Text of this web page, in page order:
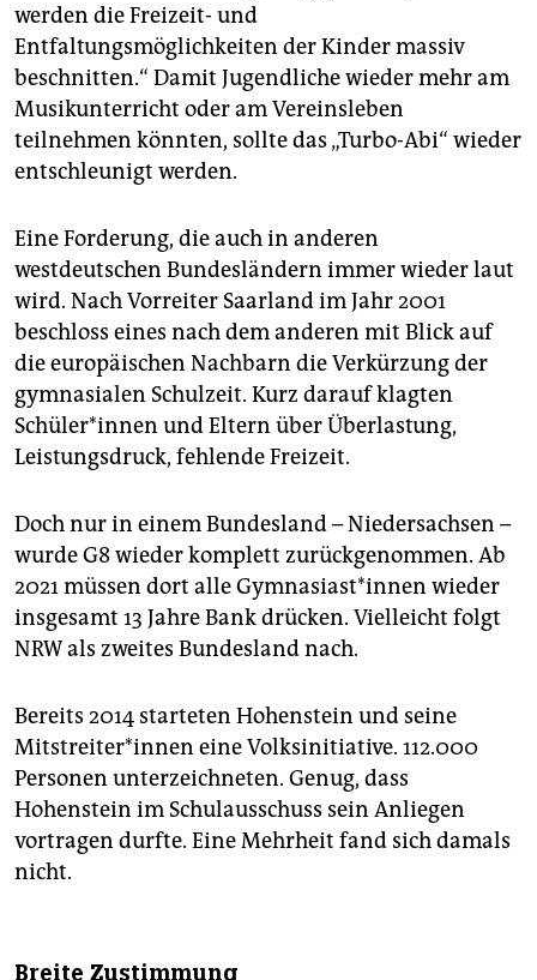
werden die Freizeit- und
Entfaltungsmöglichkeiten der Kinder massiv
beschnitten.“ Damit Jugendliche wieder mehr am
Musikunterricht oder am Vereinsleben
teilnehmen könnten, sollte das „Turbo-Abi“ wieder
entschleunigt werden.
Eine Forderung, die auch in anderen
westdeutschen Bundesländern immer wieder laut
wird. Nach Vorreiter Saarland im Jahr 2001
beschloss eines nach dem anderen mit Blick auf
die europäischen Nachbarn die Verkürzung der
gymnasialen Schulzeit. Kurz darauf klagten
Schüler*innen und Eltern über Überlastung,
Leistungsdruck, fehlende Freizeit.
Doch nur in einem Bundesland – Niedersachsen –
wurde G8 wieder komplett zurückgenommen. Ab
2021 müssen dort alle Gymnasiast*innen wieder
insgesamt 13 Jahre Bank drücken. Vielleicht folgt
NRW als zweites Bundesland nach.
Bereits 2014 ­starteten Hohenstein und seine
Mitstreiter*innen eine Volksinitiative. 112.000
Personen unterzeichneten. Genug, dass
Hohenstein im Schulausschuss sein Anliegen
vortragen durfte. Eine Mehrheit fand sich damals
nicht.
Breite Zustimmung